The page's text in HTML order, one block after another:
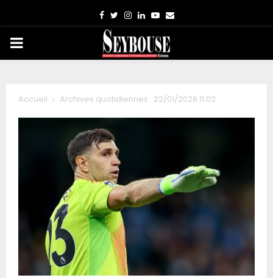
Facebook
TwitterInstagram
LinkedinYoutube
Email
PRIMARY
Accueil Archives quotidiennes : 22/01/2026 11:02